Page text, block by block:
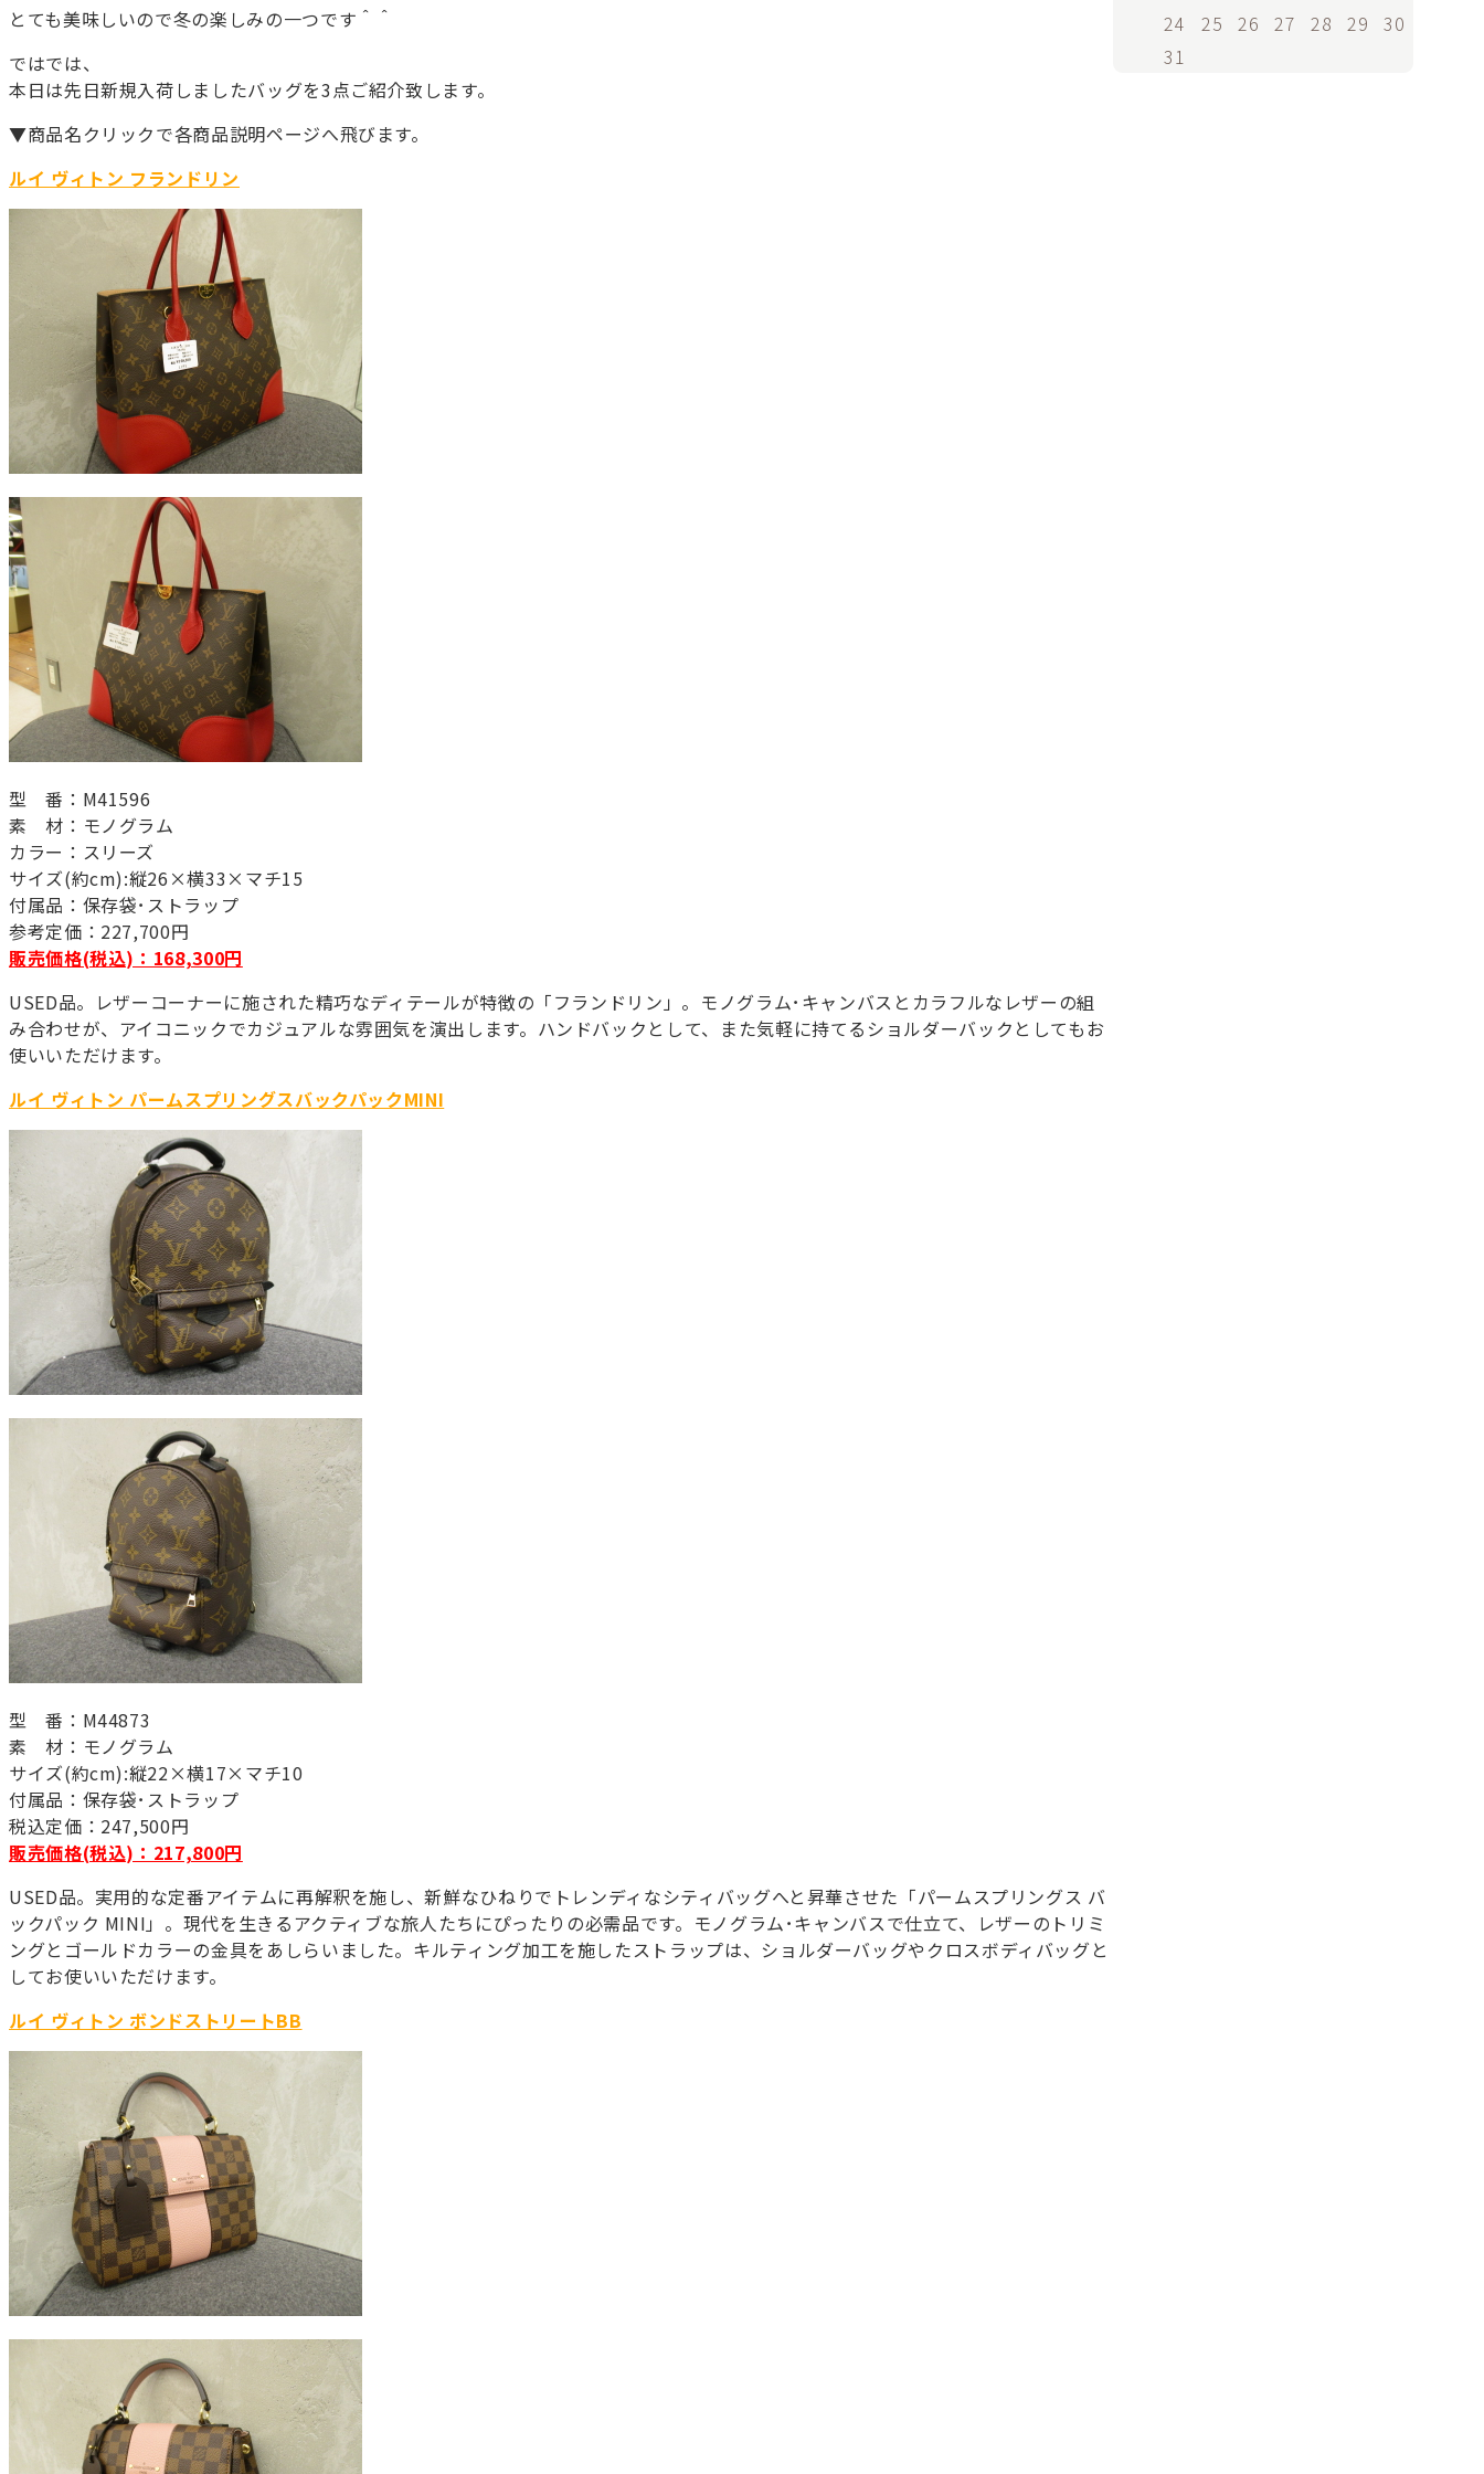
とても美味しいので冬の楽しみの一つです＾＾
ではでは、
本日は先日新規入荷しましたバッグを3点ご紹介致します。
▼商品名クリックで各商品説明ページへ飛びます。
ルイ ヴィトン フランドリン
型 番：M41596
素 材：モノグラム
カラー：スリーズ
サイズ(約cm):縦26×横33×マチ15
付属品：保存袋･ストラップ
参考定価：227,700円
販売価格(税込)：168,300円
USED品。レザーコーナーに施された精巧なディテールが特徴の「フランドリン」。モノグラム･キャンバスとカラフルなレザーの組
み合わせが、アイコニックでカジュアルな雰囲気を演出します。ハンドバックとして、また気軽に持てるショルダーバックとしてもお
使いいただけます。
ルイ ヴィトン パームスプリングスバックパックMINI
型 番：M44873
素 材：モノグラム
サイズ(約cm):縦22×横17×マチ10
付属品：保存袋･ストラップ
税込定価：247,500円
販売価格(税込)：217,800円
USED品。実用的な定番アイテムに再解釈を施し、新鮮なひねりでトレンディなシティバッグへと昇華させた「パームスプリングス バ
ックパック MINI」。現代を生きるアクティブな旅人たちにぴったりの必需品です。モノグラム･キャンバスで仕立て、レザーのトリミ
ングとゴールドカラーの金具をあしらいました。キルティング加工を施したストラップは、ショルダーバッグやクロスボディバッグと
してお使いいただけます。
ルイ ヴィトン ボンドストリートBB
24
25 26 27 28 29
30
31